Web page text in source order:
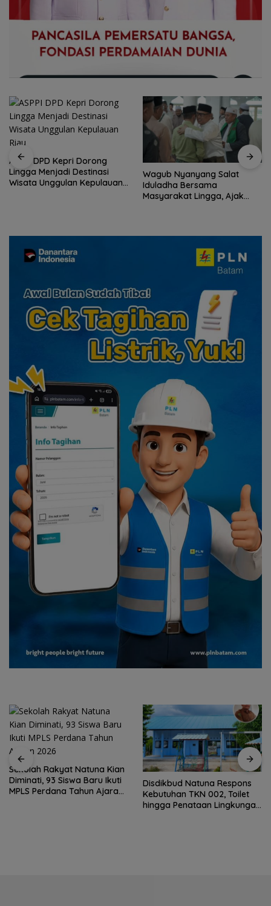
ASPPI DPD Kepri Dorong
Lingga Menjadi Destinasi
Wisata Unggulan Kepulauan
Wagub Nyanyang Salat
Iduladha Bersama
Masyarakat Lingga, Ajak
Sekolah Rakyat Natuna Kian
Diminati, 93 Siswa Baru Ikuti
MPLS Perdana Tahun Ajaran
Disdikbud Natuna Respons
Kebutuhan TKN 002, Toilet
hingga Penataan Lingkungan